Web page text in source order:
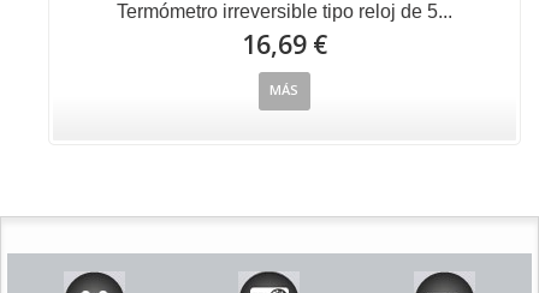
Termómetro irreversible tipo reloj de 5...
16,69 €
MÁS